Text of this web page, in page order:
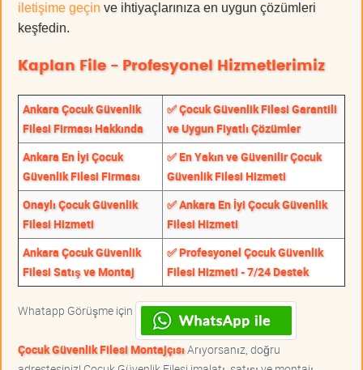
iletişime geçin ve ihtiyaçlarınıza en uygun çözümleri
keşfedin.
Kaplan File - Profesyonel Hizmetlerimiz
Ankara Çocuk Güvenlik
Filesi Firması Hakkında
✅ Çocuk Güvenlik Filesi Garantili
ve Uygun Fiyatlı Çözümler
Ankara En İyi Çocuk
Güvenlik Filesi Firması
✅ En Yakın ve Güvenilir Çocuk
Güvenlik Filesi Hizmeti
Onaylı Çocuk Güvenlik
Filesi Hizmeti
✅ Ankara En İyi Çocuk Güvenlik
Filesi Hizmeti
Ankara Çocuk Güvenlik
Filesi Satış ve Montaj
✅ Profesyonel Çocuk Güvenlik
Filesi Hizmeti - 7/24 Destek
Whatapp Görüşme için
Çocuk Güvenlik Filesi MontajçısıArıyorsanız, doğru